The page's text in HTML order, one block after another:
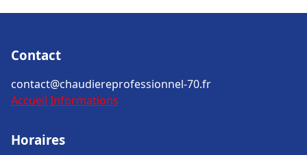
Contact
contact@chaudiereprofessionnel-70.fr
Accueil Informations
Horaires